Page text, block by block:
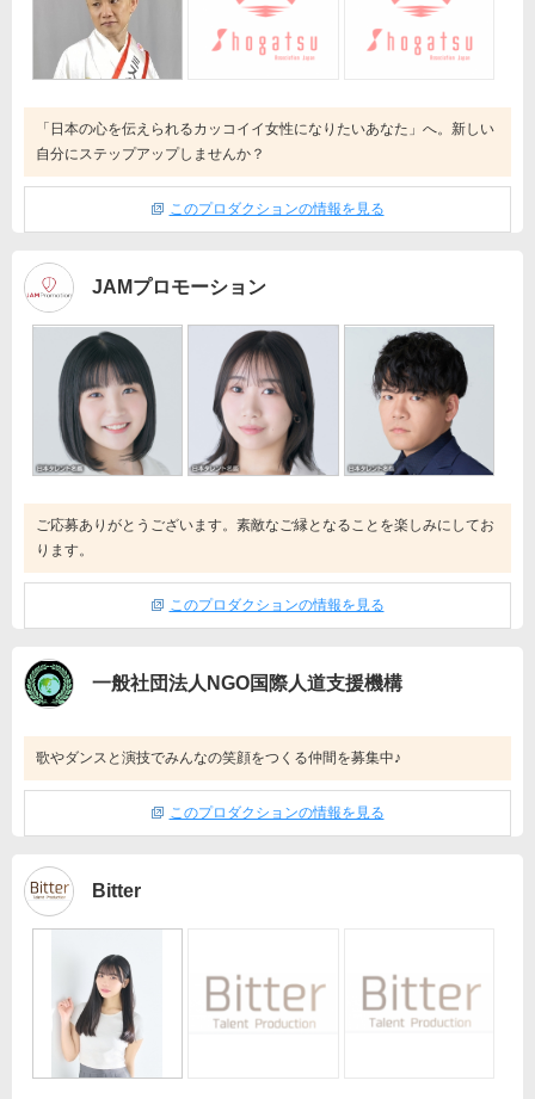
「日本の心を伝えられるカッコイイ女性になりたいあなた」へ。新しい
自分にステップアップしませんか？
このプロダクションの情報を見る
JAMプロモーション
ご応募ありがとうございます。素敵なご縁となることを楽しみにしてお
ります。
このプロダクションの情報を見る
一般社団法人NGO国際人道支援機構
歌やダンスと演技でみんなの笑顔をつくる仲間を募集中♪
このプロダクションの情報を見る
Bitter